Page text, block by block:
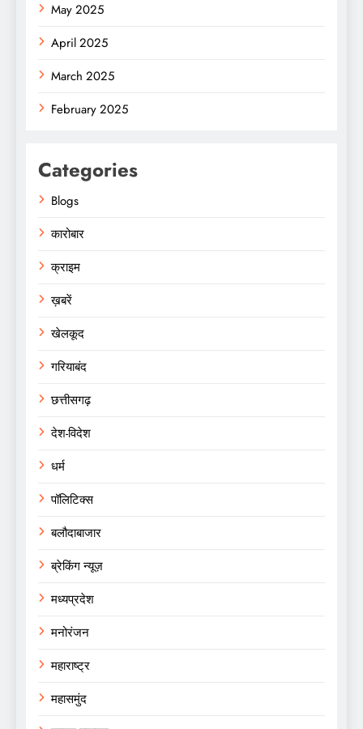
May 2025
April 2025
March 2025
February 2025
Categories
Blogs
कारोबार
क्राइम
ख़बरें
खेलकूद
गरियाबंद
छत्तीसगढ़
देश-विदेश
धर्म
पॉलिटिक्स
बलौदाबाजार
ब्रेकिंग न्यूज़
मध्यप्रदेश
मनोरंजन
महाराष्ट्र
महासमुंद